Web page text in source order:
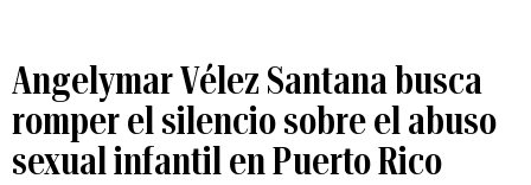
Angelymar Vélez Santana busca
romper el silencio sobre el abuso
sexual infantil en Puerto Rico